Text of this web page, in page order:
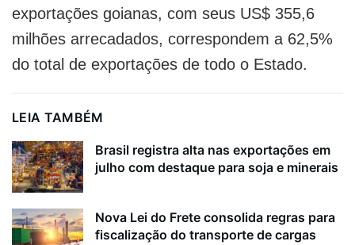
exportações goianas, com seus US$ 355,6
milhões arrecadados, correspondem a 62,5%
do total de exportações de todo o Estado.
LEIA TAMBÉM
Brasil registra alta nas exportações em
julho com destaque para soja e minerais
Nova Lei do Frete consolida regras para
fiscalização do transporte de cargas